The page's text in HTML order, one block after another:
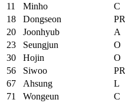
11
Minho
C
18
Dongseon
PR
20
Joonhyub
A
23
Seungjun
O
30
Hojin
O
56
Siwoo
PR
67
Ahsung
L
71
Wongeun
C